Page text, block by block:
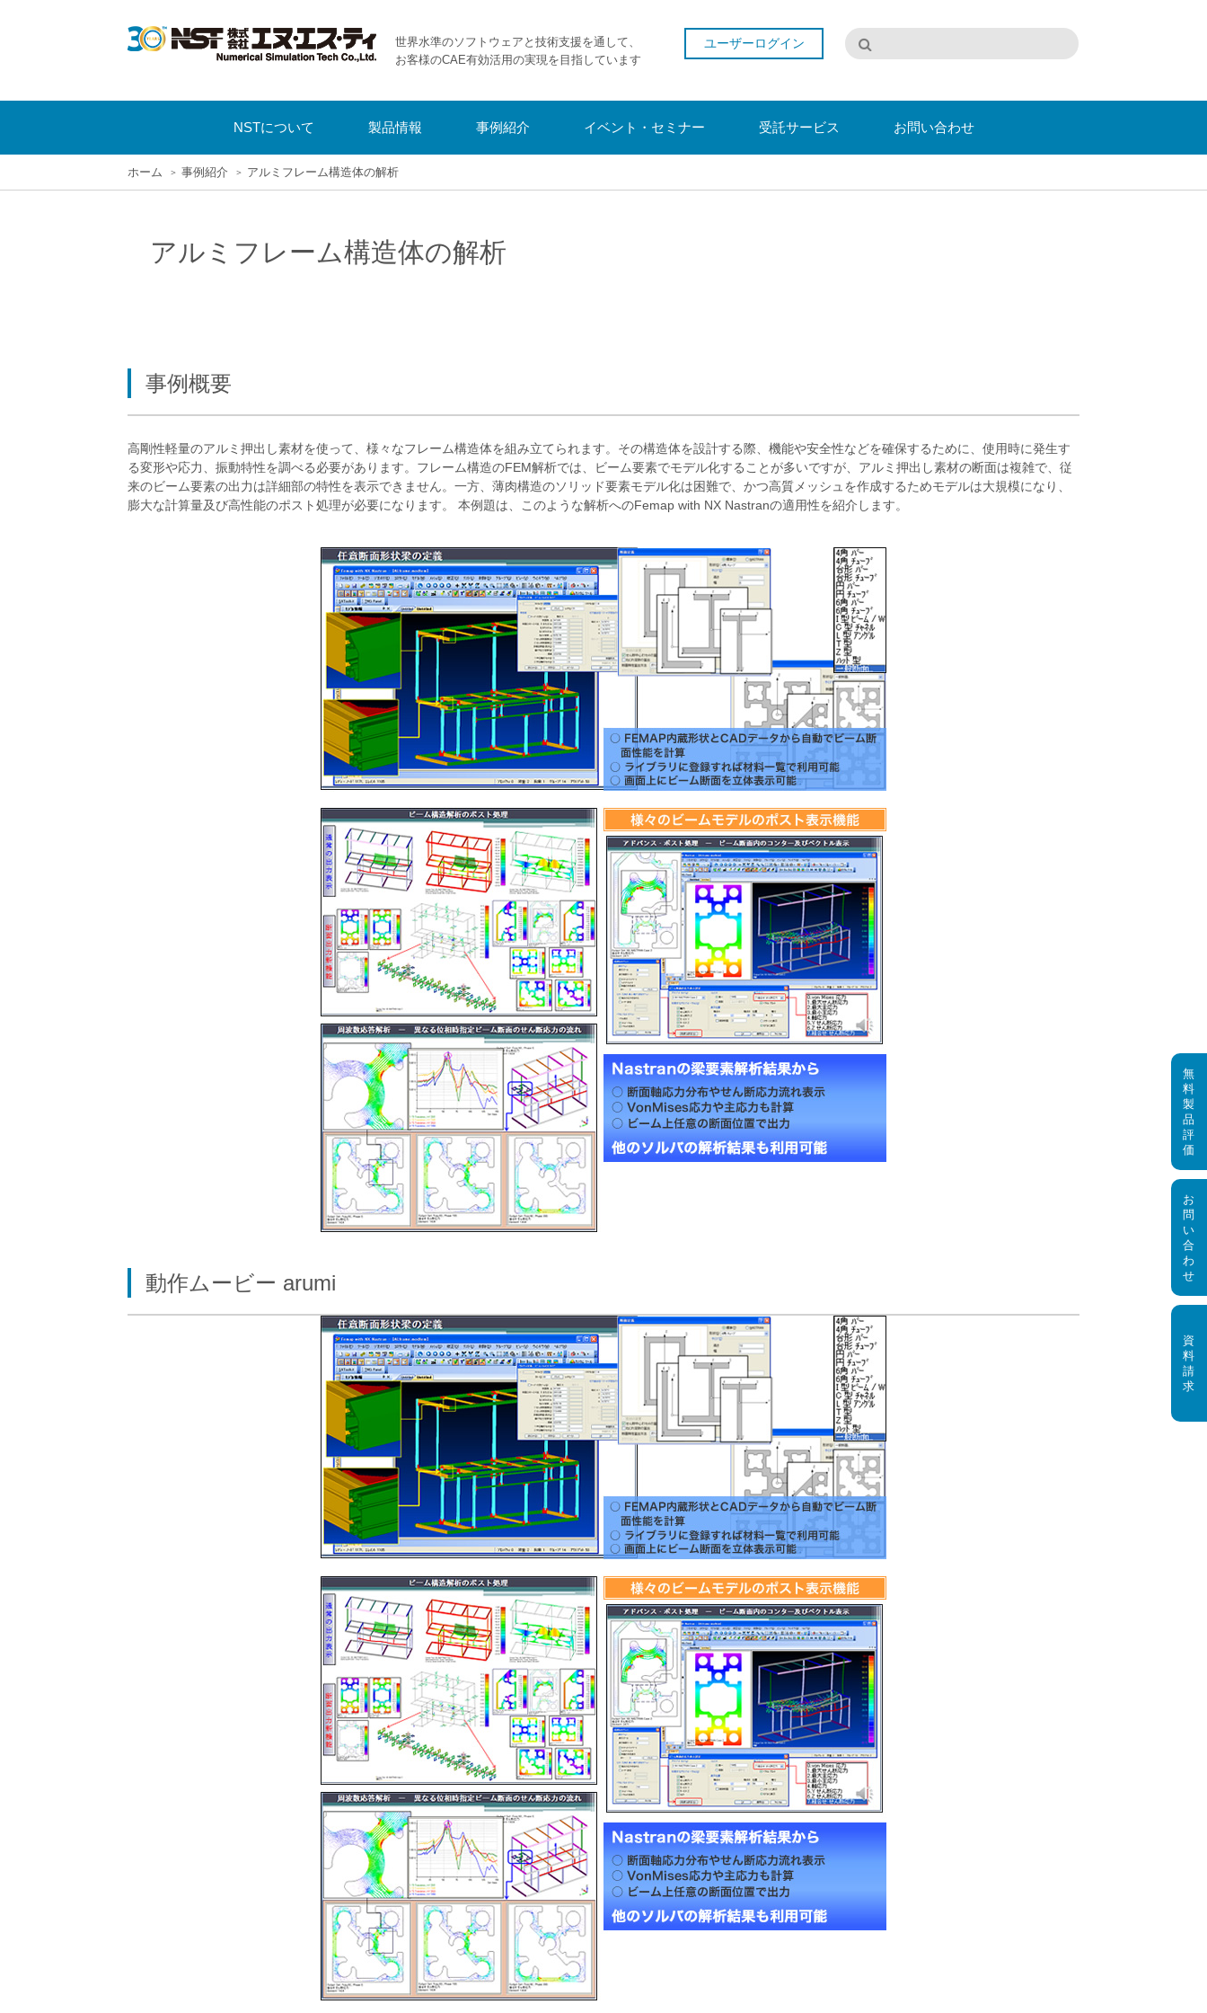
世界水準のソフトウェアと技術支援を通して、
お客様のCAE有効活用の実現を目指しています
ユーザーログイン
NSTについて 製品情報 事例紹介 イベント・セミナー 受託サービス お問い合わせ
ホーム 事例紹介 アルミフレーム構造体の解析
アルミフレーム構造体の解析
事例概要
高剛性軽量のアルミ押出し素材を使って、様々なフレーム構造体を組み立てられます。その構造体を設計する際、機能や安全性などを確保するために、使用時に発生す
る変形や応力、振動特性を調べる必要があります。フレーム構造のFEM解析では、ビーム要素でモデル化することが多いですが、アルミ押出し素材の断面は複雑で、従
来のビーム要素の出力は詳細部の特性を表示できません。一方、薄肉構造のソリッド要素モデル化は困難で、かつ高質メッシュを作成するためモデルは大規模になり、
膨大な計算量及び高性能のポスト処理が必要になります。 本例題は、このような解析へのFemap with NX Nastranの適用性を紹介します。
動作ムービー arumi